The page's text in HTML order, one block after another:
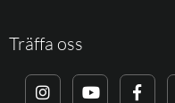
Träffa oss